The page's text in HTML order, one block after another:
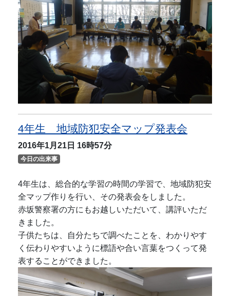
4年生 地域防犯安全マップ発表会
2016年1月21日 16時57分
今日の出来事
4年生は、総合的な学習の時間の学習で、地域防犯安
全マップ作りを行い、その発表会をしました。
赤坂警察署の方にもお越しいただいて、講評いただ
きました。
子供たちは、自分たちで調べたことを、わかりやす
く伝わりやすいように標語や合い言葉をつくって発
表することができました。